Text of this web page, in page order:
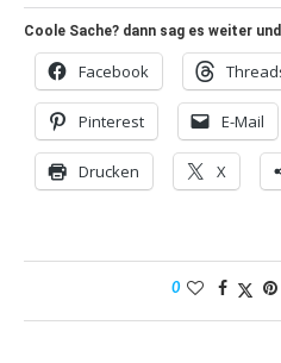
Coole Sache? dann sag es weiter
Facebook
Pinterest E-Mail
Drucken X
0